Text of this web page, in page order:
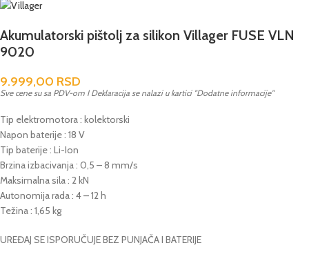
Akumulatorski pištolj za silikon Villager FUSE VLN
9020
9.999,00 RSD
Sve cene su sa PDV-om I Deklaracija se nalazi u kartici "Dodatne informacije"
Tip elektromotora : kolektorski
Napon baterije : 18 V
Tip baterije : Li-Ion
Brzina izbacivanja : 0,5 – 8 mm/s
Maksimalna sila : 2 kN
Autonomija rada : 4 – 12 h
Težina : 1,65 kg
UREĐAJ SE ISPORUČUJE BEZ PUNJAČA I BATERIJE